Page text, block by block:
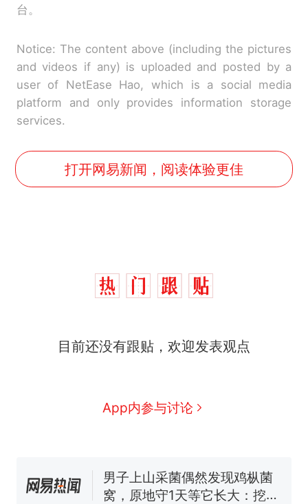
台。
Notice: The content above (including the pictures
and videos if any) is uploaded and posted by a
user of NetEase Hao, which is a social media
platform and only provides information storage
services.
打开网易新闻，阅读体验更佳
目前还没有跟贴，欢迎发表观点
App内参与讨论
人生
新 制裁瓜子饺子，美国怕什
么？
协会回应
男子上山采菌偶然发现鸡枞菌
窝，原地守1天等它长大：挖了